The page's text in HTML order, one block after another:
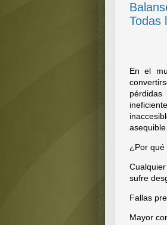
Todas
En el
asequible.
¿Por qué
sufre
Fallas
Mayor